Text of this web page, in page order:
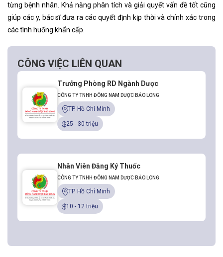
từng bệnh nhân. Khả năng phân tích và giải quyết vấn đề tốt cũng
giúp các y, bác sĩ đưa ra các quyết định kịp thời và chính xác trong
các tình huống khẩn cấp.
CÔNG VIỆC LIÊN QUAN
Trưởng Phòng RD Ngành Dược
CÔNG TY TNHH ĐÔNG NAM DƯỢC BẢO LONG
TP. Hồ Chí Minh
25 - 30 triệu
Nhân Viên Đăng Ký Thuốc
CÔNG TY TNHH ĐÔNG NAM DƯỢC BẢO LONG
TP. Hồ Chí Minh
10 - 12 triệu